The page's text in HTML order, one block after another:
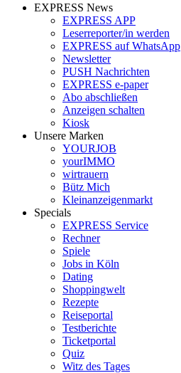
EXPRESS News
EXPRESS APP
Leserreporter/in werden
EXPRESS auf WhatsApp
Newsletter
PUSH Nachrichten
EXPRESS e-paper
Abo abschließen
Anzeigen schalten
Kiosk
Unsere Marken
YOURJOB
yourIMMO
wirtrauern
Bütz Mich
Kleinanzeigenmarkt
Specials
EXPRESS Service
Rechner
Spiele
Jobs in Köln
Dating
Shoppingwelt
Rezepte
Reiseportal
Testberichte
Ticketportal
Quiz
Witz des Tages